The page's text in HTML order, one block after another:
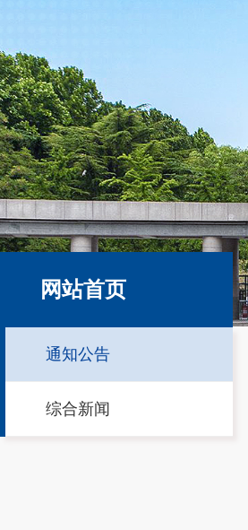
网站首页
通知公告
综合新闻